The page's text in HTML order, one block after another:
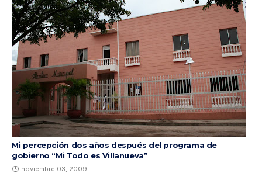
Mi percepción dos años después del programa de
gobierno “Mi Todo es Villanueva”
noviembre 03, 2009